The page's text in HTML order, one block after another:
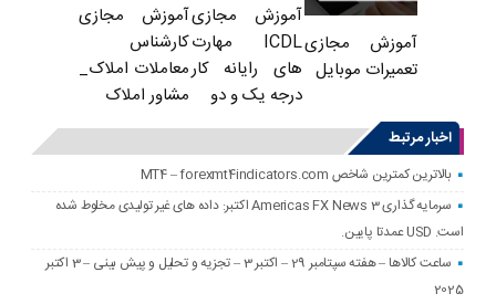
آموزش مجازی
تعمیرات موبایل
آموزش مجازی
ICDL مهارت
های رایانه کار
درجه یک و دو
آموزش مجازی
کارشناس
معاملات املاک_
مشاور املاک
اخبار مرتبط
بالاترین کمترین شاخص MT4 – forexmt4indicators.com
سرمایه گذاری Americas FX News 3 اکتبر: داده های غیر تولیدی مخلوط شده
است. USD عمدتا پایین.
ساعت کالاها – هفته سپتامبر 29 – اکتبر 3 – تجزیه و تحلیل و پیش بینی – 3 اکتبر
2025